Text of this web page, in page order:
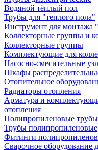
Водяной тёплый пол
Трубы для "теплого пола"
Инструмент для монтажа
Коллекторные группы и
Коллекторные группы
Комплектующие для
Насосно-смесительные
Шкафы
Отопительное
Радиаторы отопления
Арматура и
отопления
Полипропиленовые
Трубы полипропиленовые
Фитинги
Сварочное оборудование